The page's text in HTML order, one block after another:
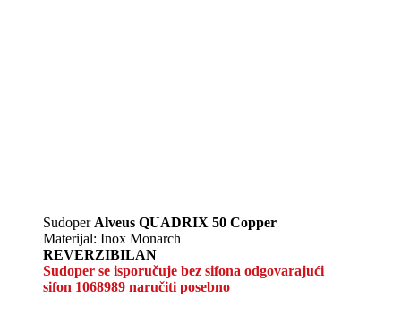
Sudoper Alveus QUADRIX 50 Copper
Materijal: Inox Monarch
REVERZIBILAN
Sudoper se isporučuje bez sifona odgovarajući
sifon 1068989 naručiti posebno